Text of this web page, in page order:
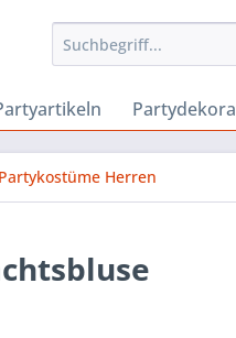
Partykostüme Herren